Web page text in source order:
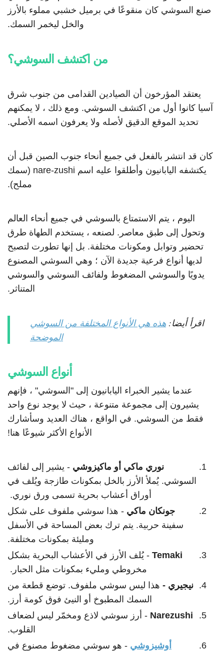
صنع السوشي كان منقوعًا في برميل خشبي مملوء بالأرز
والخل ليخمر السمك.
من اكتشف السوشي؟
يعتقد المؤرخون أن الصيادين القدامى من جنوب شرق
آسيا كانوا أول من اكتشف السوشي. ومع ذلك ، لا يمكنهم
تحديد الموقع الدقيق لأصله ولا يعرفون اسمه الأصلي.
كان قد انتشر بالفعل في جميع أنحاء جنوب الصين قبل أن
يكتشفه اليابانيون وأطلقوا عليه اسم nare-zushi (سمك
مملح).
اليوم ، يتم الاستمتاع بالسوشي في جميع أنحاء العالم
وتحول إلى طبق معاصر. لصنعه ، يستخدم الطهاة طرق
تحضير وتوابل ومكونات مختلفة. بل إنها تطورت لتصبح
لديها أنواع فرعية جديدة الآن ؛ وهي السوشي المصنوع
يدويًا والسوشي المضغوط ولفائف السوشي والسوشي
المتناثر.
اقرأ أيضا: هذه هي الأنواع المختلفة من السوشي
الموضحة
أنواع السوشي
عندما يشير الخبراء اليابانيون إلى "السوشي" ، فإنهم
يشيرون إلى مجموعة متنوعة ، حيث لا يوجد نوع واحد
فقط من السوشي. في الواقع ، هناك العديد وسأشارك
الأنواع الأكثر شيوعًا هنا!
نوري ماكي أو ماكيزوشي - يشير إلى لفائف
السوشي. يُملأ الأرز بالخل بمكونات طازجة ويُلف في
أوراق أعشاب بحرية تسمى ورق نوري.
جونكان ماكي - هذا سوشي ملفوف على شكل
سفينة حربية. يتم ترك بعض المساحة في الأسفل
ومليئة بمكونات مختلفة.
Temaki - يُلف الأرز في الأعشاب البحرية بشكل
مخروطي ومليء بمكونات مثل الحبار.
نيجيري - هذا ليس سوشي ملفوف. توضع قطعة من
السمك المطبوخ أو النيئ فوق كومة أرز.
Narezushi - أرز سوشي لاذع ومخمّر ليس لضعاف
القلوب.
أوشيزوشي - هو سوشي مضغوط مصنوع في